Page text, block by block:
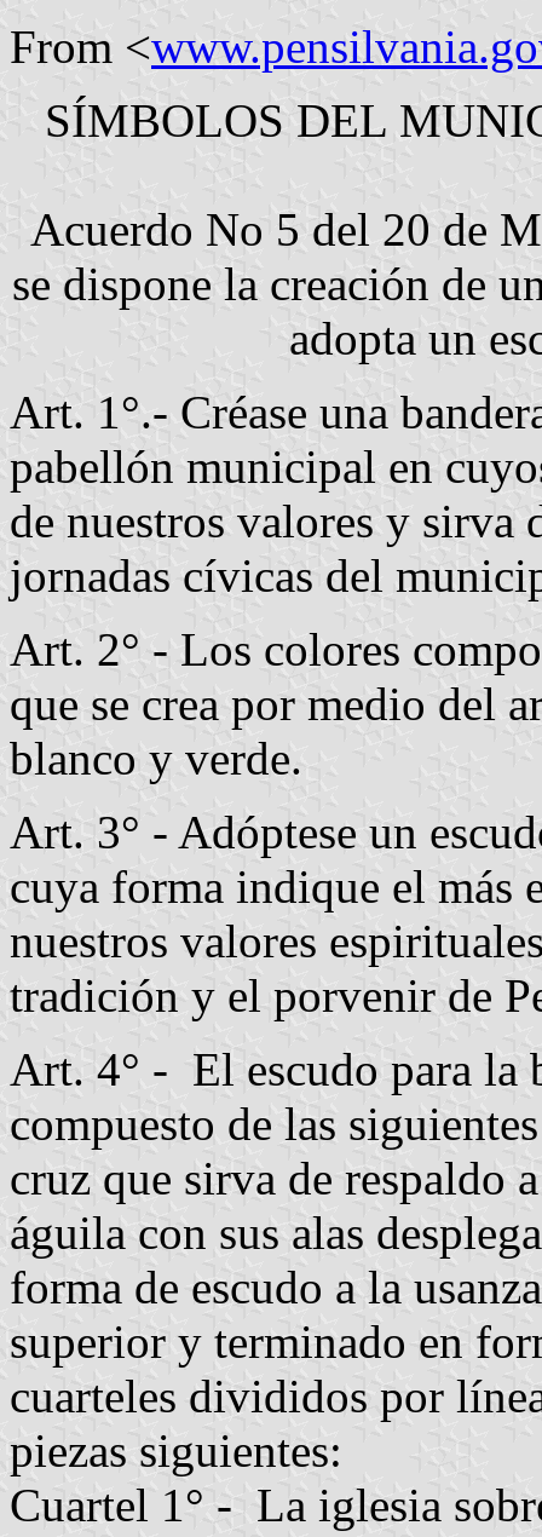
From <
SÍMBOLOS DEL
Acuerdo No 5 del 20 de
se dispone la creación de
adopta un
Art. 1°.- Créase una
pabellón municipal en
de nuestros valores y sirva
jornadas cívicas del
Art. 2° - Los colores
que se crea por medio del
blanco y verde.
Art. 3° - Adóptese un
cuya forma indique el más
nuestros valores
tradición y el porvenir de
Art. 4° - El escudo para la
compuesto de las
cruz que sirva de respaldo
águila con sus alas
forma de escudo a la
superior y terminado en
cuarteles divididos por
piezas siguientes:
Cuartel 1° - La iglesia